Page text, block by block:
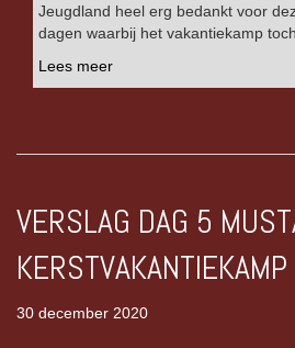
Jeugdland heel erg bedankt voor
dagen waarbij het vakantiekamp
Lees meer
VERSLAG DAG 5
KERSTVAKANTIEKAMP
30 december 2020